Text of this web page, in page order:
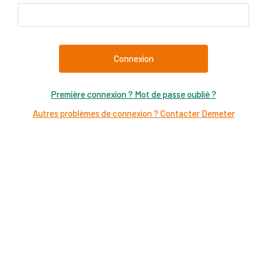
Mot de passe oublié ?
Autres problèmes de connexion ? Contacter Demeter